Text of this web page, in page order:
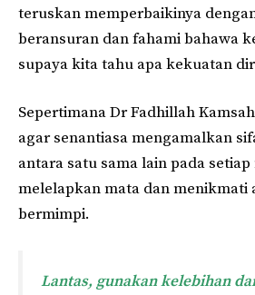
teruskan memperbaikinya
beransuran dan fahami bahawa
supaya kita tahu apa kekuatan
Sepertimana Dr Fadhillah
agar senantiasa mengamalkan
antara satu sama lain pada
melelapkan mata dan menikmati
bermimpi.
Lantas, gunakan kelebihan